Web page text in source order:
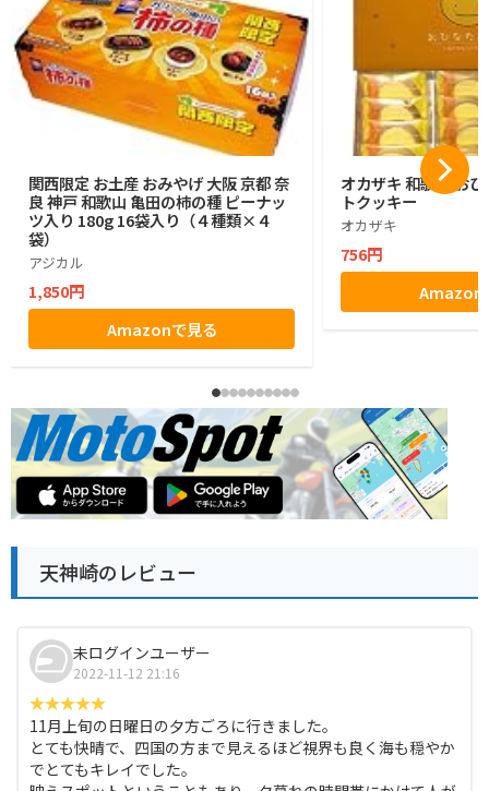
関西限定 お土産 おみやげ 大阪 京都 奈
良 神戸 和歌山 亀田の柿の種 ピーナッ
ツ入り 180g 16袋入り（４種類×４
袋）
アジカル
1,850円
Amazonで見る
オカザキ 和歌山 お
トクッキー
オカザキ
756円
Amazon
天神崎のレビュー
未ログインユーザー
2022-11-12 21:16
11月上旬の日曜日の夕方ごろに行きました。
とても快晴で、四国の方まで見えるほど視界も良く海も穏やか
でとてもキレイでした。